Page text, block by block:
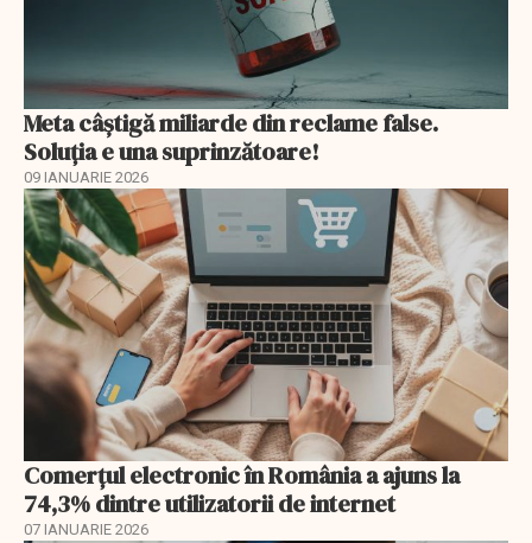
Meta câștigă miliarde din reclame false.
Soluția e una suprinzătoare!
09 IANUARIE 2026
Comerțul electronic în România a ajuns la
74,3% dintre utilizatorii de internet
07 IANUARIE 2026